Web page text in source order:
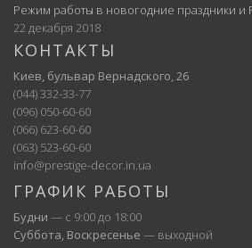
Режим работы в новогодние праздники и
22 декабря 2018
КОНТАКТЫ
Киев, бульвар Вернадского, 26
(044) 332-33-77
(096) 050-60-60
(066) 623-60-60
(063) 523-60-60
info@prestige-decor.in.ua
ГРАФИК РАБОТЫ
Будни — с 9:00 до 18:00
Суббота, Воскресенье — выходной